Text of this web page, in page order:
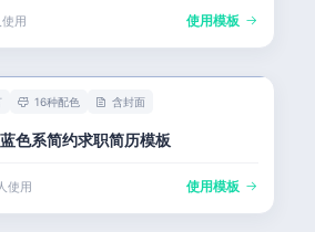
用 使用模板
16种配色 含封面
色系简约求职简历模板
使用 使用模板